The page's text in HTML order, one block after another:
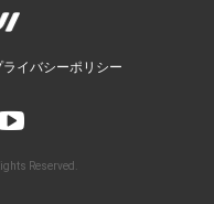
ライバシーポリシー
Reserved.